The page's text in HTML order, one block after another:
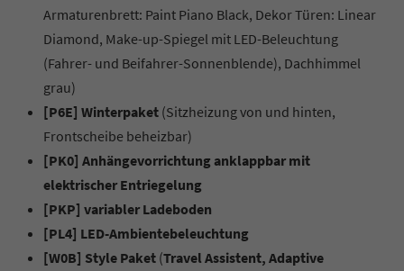
Armaturenbrett: Paint Piano Black, Dekor Türen: Linear
Diamond, Make-up-Spiegel mit LED-Beleuchtung
(Fahrer- und Beifahrer-Sonnenblende), Dachhimmel
grau)
[P6E] Winterpaket (Sitzheizung von und hinten,
Frontscheibe beheizbar)
[PK0] Anhängevorrichtung anklappbar mit
elektrischer Entriegelung
[PKP] variabler Ladeboden
[PL4] LED-Ambientebeleuchtung
[W0B] Style Paket (Travel Assistent, Adaptive